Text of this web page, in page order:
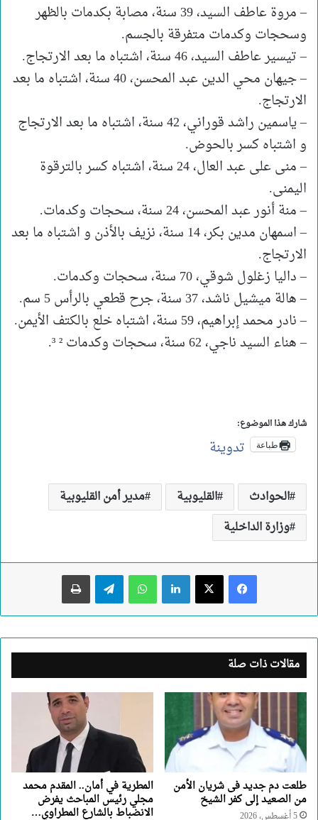
– مروة عاطف السيد، 39 سنة، مصابة بكدمات بالظهر
وسحجات وكدمات متفرقة بالجسم.
– تيسير عاطف السيد، 46 سنة، اشتباه ما بعد الارتجاج.
– جيهان محي الدين عبد المحسن، 40 سنة، اشتباه ما بعد
الارتجاج.
– ياسمين راشد قوراني، 42 سنة، اشتباه ما بعد الارتجاج
و اشتباه كسر بالحوض.
– منى على عبد العال، 24 سنة، اشتباه كسر بالترقوة
اليمنى.
– منة أنور عبد المحسن، 24 سنة، سحجات وكدمات.
– اسمهان مدين بكر، 14 سنة، نزيف بالأذن و اشتباه ما بعد
الارتجاج.
– داليا زغلول شوقي، 70 سنة، سحجات وكدمات.
– هالة ميشيل ناشد، 37 سنة، جرح قطعي بالرأس 5 سم.
– نادر محمد إبراهيم، 59 سنة، اشتباه خلع بالكتف الأيمن.
– هناء السيد ناجي، 62 سنة، سحجات وكدمات ² ³.
شارك هذا الموضوع:
طباعة تدوينة
الحوادث القليوبية
مدير أمن القليوبية
وزارة الداخلية
لينكدإن واتساب تيلقرام طباعة
مقالات ذات صلة
طلعت دم جديد فى شريان الأمن
من الصعيد إلى كفر الشيخ
5 أغسطس، 2026
المطرية في أمان.. المقدم محمد
مجلي رئيس المباحث يفرض
الانضباط بالشارع المطراوي…